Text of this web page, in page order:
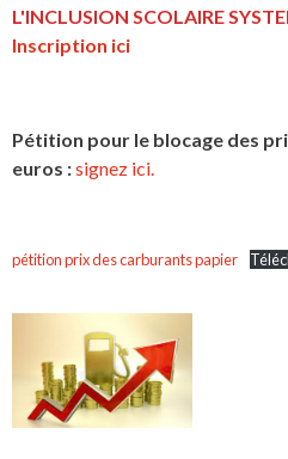
L'INCLUSION SCOLAIRE
Inscription ici
Pétition pour le blocage des
euros :signez ici.
pétition prix des carburants papier